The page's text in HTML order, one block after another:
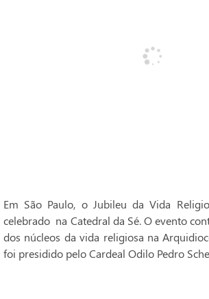
Em São Paulo, o Jubileu da Vida
celebrado na Catedral da Sé. O evento
dos núcleos da vida religiosa na
foi presidido pelo Cardeal Odilo Pedro